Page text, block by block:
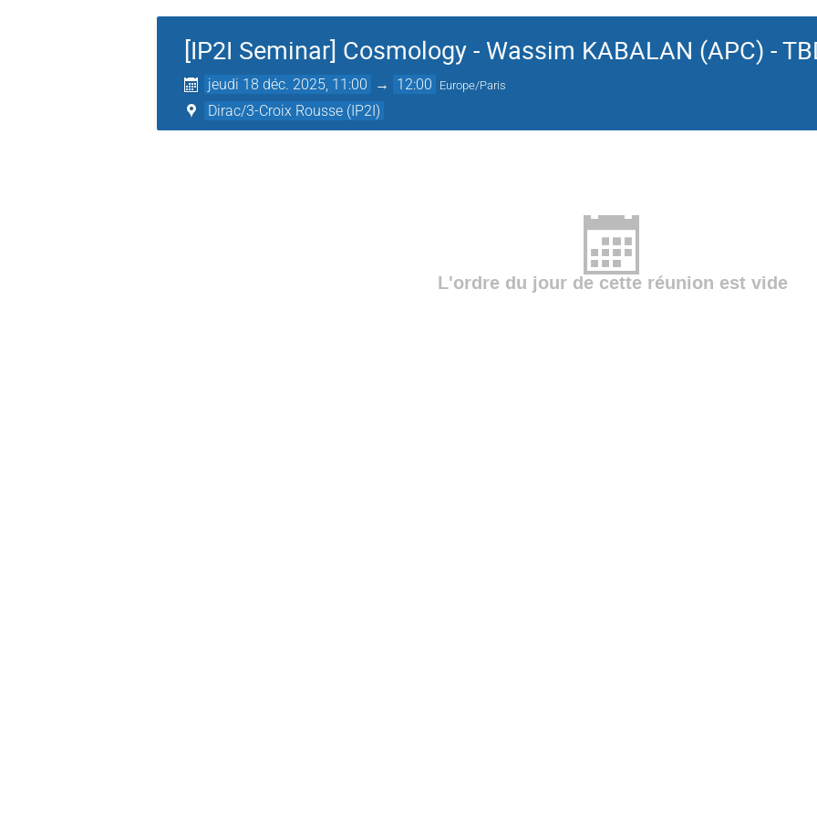
[IP2I Seminar] Cosmology - Wassim KABALAN (APC) -
jeudi 18 déc. 2025, 11:00 → 12:00 Europe/Paris
Dirac/3-Croix Rousse (IP2I)
L'ordre du jour de cette réunion est vide